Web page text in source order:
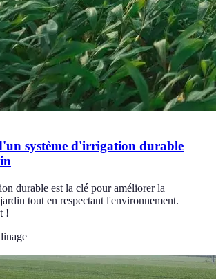
système d'irrigation durable
durable est la clé pour améliorer la
tout en respectant l'environnement.
!